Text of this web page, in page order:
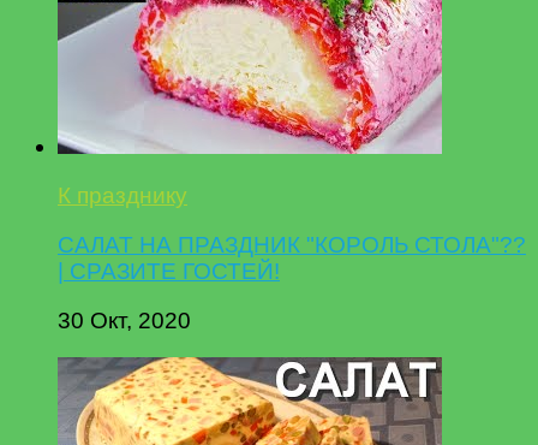
К празднику
САЛАТ НА ПРАЗДНИК "КОРОЛЬ СТОЛА"??
| СРАЗИТЕ ГОСТЕЙ!
30 Окт, 2020